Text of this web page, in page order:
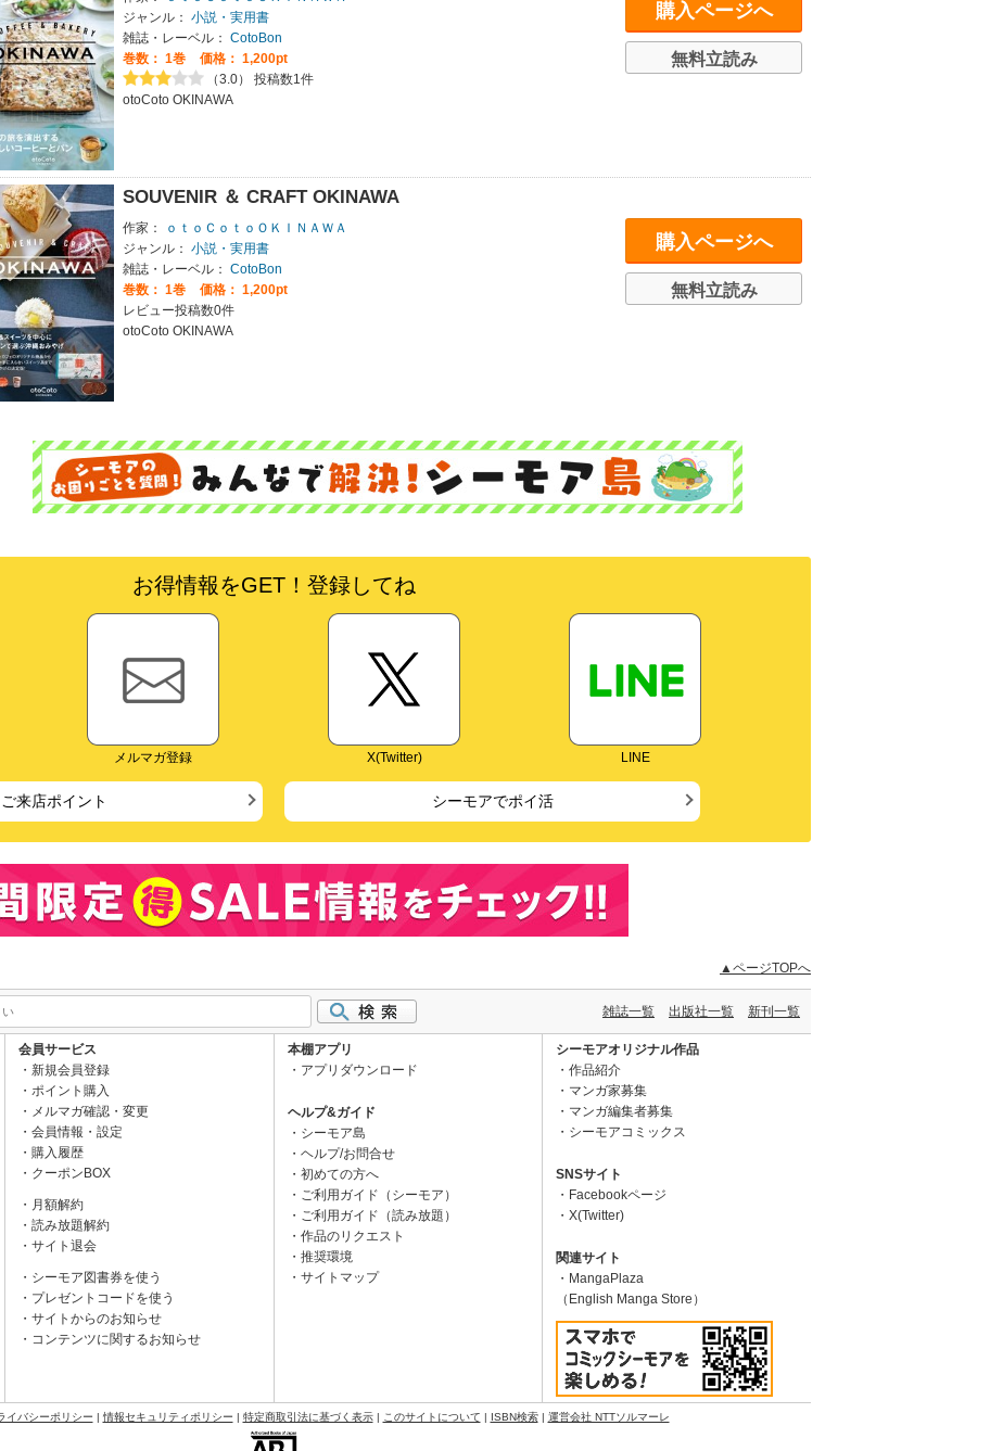
ジャンル： 小説・実用書
雑誌・レーベル： CotoBon
巻数： 1巻
価格： 1,200pt
（3.0） 投稿数1件
otoCoto OKINAWA
購入ページへ
無料立読み
SOUVENIR ＆ CRAFT OKINAWA
作家：
ｏｔｏＣｏｔｏＯＫＩＮＡＷＡ
ジャンル： 小説・実用書
雑誌・レーベル： CotoBon
巻数： 1巻
価格： 1,200pt
レビュー投稿数0件
otoCoto OKINAWA
購入ページへ
無料立読み
お得情報をGET！登録してね
メルマガ登録 X(Twitter) LINE
ご来店ポイント シーモアでポイ活
▲ページTOPへ
雑誌一覧 出版社一覧 新刊一覧
会員サービス
新規会員登録
ポイント購入
メルマガ確認・変更
会員情報・設定
購入履歴
クーポンBOX
月額解約
読み放題解約
サイト退会
シーモア図書券を使う
プレゼントコードを使う
サイトからのお知らせ
コンテンツに関するお知らせ
本棚アプリ
アプリダウンロード
ヘルプ&ガイド
シーモア島
ヘルプ/お問合せ
初めての方へ
ご利用ガイド（シーモア）
ご利用ガイド（読み放題）
作品のリクエスト
推奨環境
サイトマップ
シーモアオリジナル作品
作品紹介
マンガ家募集
マンガ編集者募集
シーモアコミックス
SNSサイト
Facebookページ
X(Twitter)
関連サイト
MangaPlaza
（English Manga Store）
イバシーポリシー | 情報セキュリティポリシー | 特定商取引法に基づく表示| このサイトについて | ISBN検索| 運営会社 NTTソルマーレ